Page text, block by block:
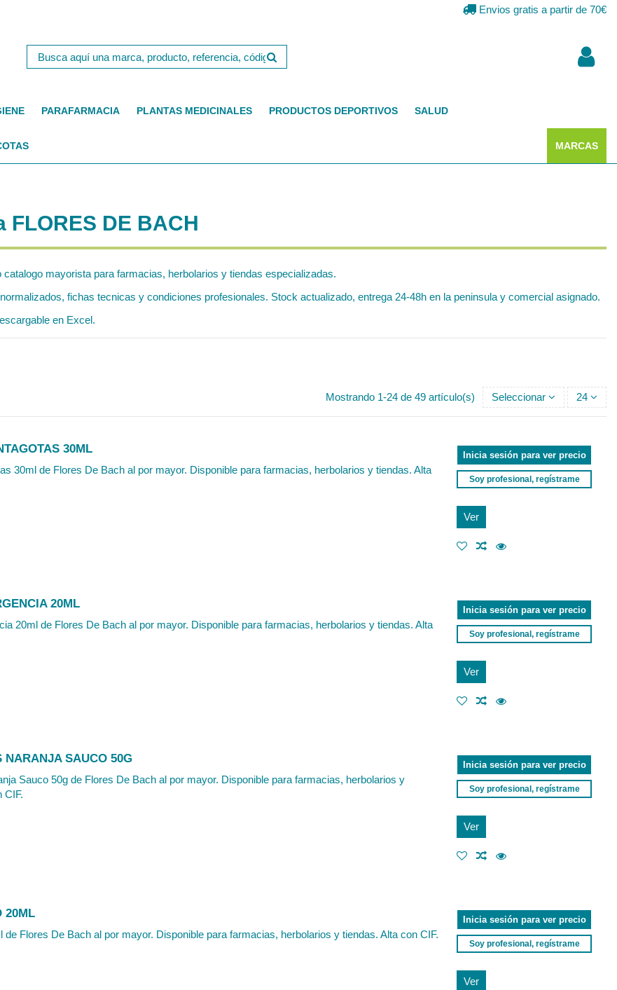
Envios gratis a partir de 70€
PARAFARMACIA PLANTAS MEDICINALES PRODUCTOS DEPORTIVOS SALUD
MARCAS
DE BACH
catalogo mayorista para farmacias, herbolarios y tiendas especializadas.
fichas tecnicas y condiciones profesionales. Stock actualizado, entrega 24-48h en la peninsula y comercial asignado.
en Excel.
Mostrando 1-24 de 49 artículo(s) Seleccionar 24
30ML
30ml de Flores De Bach al por mayor. Disponible para farmacias, herbolarios y tiendas. Alta
Inicia sesión para ver precio
Soy profesional, regístrame
Ver
20ML
20ml de Flores De Bach al por mayor. Disponible para farmacias, herbolarios y tiendas. Alta
Inicia sesión para ver precio
Soy profesional, regístrame
Ver
NARANJA SAUCO 50G
Sauco 50g de Flores De Bach al por mayor. Disponible para farmacias, herbolarios y
CIF.
Inicia sesión para ver precio
Soy profesional, regístrame
Ver
20ML
de Flores De Bach al por mayor. Disponible para farmacias, herbolarios y tiendas. Alta con CIF.
Inicia sesión para ver precio
Soy profesional, regístrame
Ver